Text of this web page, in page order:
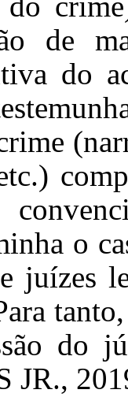
de
do
o
juízes
do
JR.,